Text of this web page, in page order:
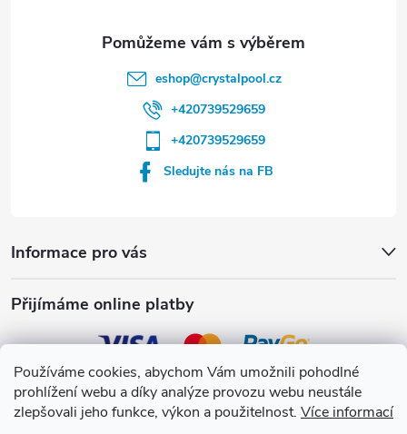
Používáme cookies, abychom Vám umožnili pohodlné
prohlížení webu a díky analýze provozu webu neustále
zlepšovali jeho funkce, výkon a použitelnost. Více informací
Informace pro vás
Přijímáme online platby
eshop@crystalpool.cz
+420739529659
+420739529659
Sledujte nás na FB
Crystalpool s.r.o.